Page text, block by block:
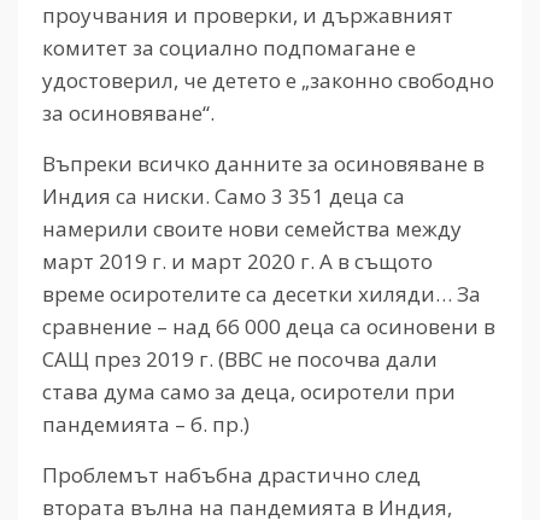
проучвания и проверки, и държавният
комитет за социално подпомагане е
удостоверил, че детето е „законно свободно
за осиновяване“.
Въпреки всичко данните за осиновяване в
Индия са ниски. Само 3 351 деца са
намерили своите нови семейства между
март 2019 г. и март 2020 г. А в същото
време осиротелите са десетки хиляди… За
сравнение – над 66 000 деца са осиновени в
САЩ през 2019 г. (ВВС не посочва дали
става дума само за деца, осиротели при
пандемията – б. пр.)
Проблемът набъбна драстично след
втората вълна на пандемията в Индия,